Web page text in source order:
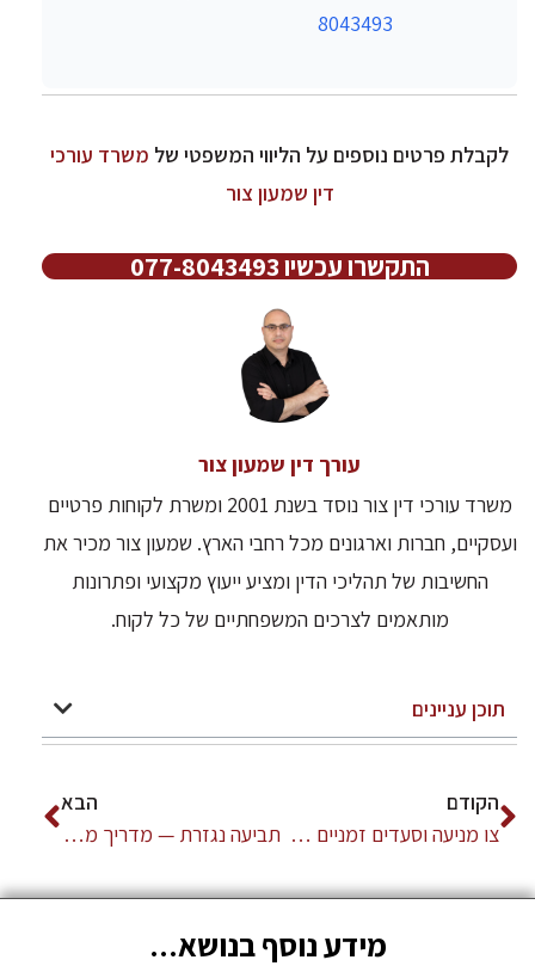
8043493
לקבלת פרטים נוספים על הליווי המשפטי של משרד עורכי
דין שמעון צור
התקשרו עכשיו 077-8043493
עורך דין שמעון צור
משרד עורכי דין צור נוסד בשנת 2001 ומשרת לקוחות פרטיים
ועסקיים, חברות וארגונים מכל רחבי הארץ. שמעון צור מכיר את
החשיבות של תהליכי הדין ומציע ייעוץ מקצועי ופתרונות
מותאמים לצרכים המשפחתיים של כל לקוח.
תוכן עניינים
הקודם
צו מניעה וסעדים זמניים — מתי ואיך לבקש | עו"ד שמעון צור
הבא
תביעה נגזרת — מדריך מקיף לבעלי מניות ונושאי משרה
מידע נוסף בנושא...